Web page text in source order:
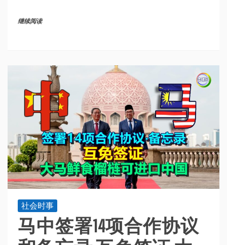
继续阅读
社会时事
马中签署14项合作协议